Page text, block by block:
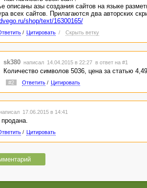
описаны азы создания сайтов на языке
всех сайтов. Прилагаются два авторских
shop/text/16300165/
/ Цитировать / Скрыть ветку
sk380 написал 14.04.2015 в 22:27 в ответ на #1
Количество символов 5036, цена за статью 4,49
#2 Ответить/ Цитировать
17.06.2015 в 14:41
/ Цитировать